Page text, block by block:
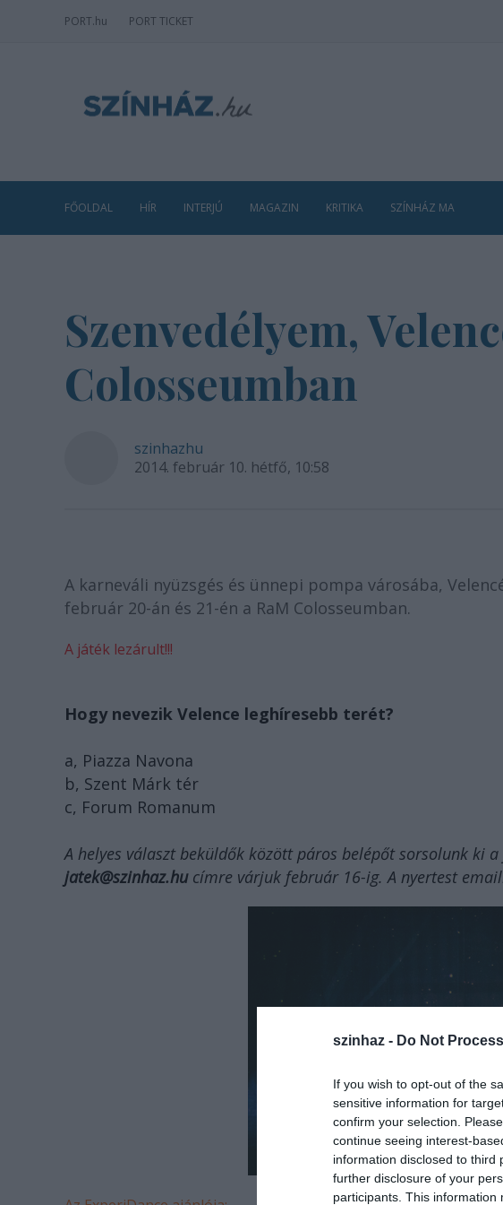
szinhaz - Do Not
If you wish to opt-out of the
sensitive information for
confirm your selection.
continue seeing interest-
information disclosed to third
further disclosure of your
participants. This
PORT.hu PORT TICKET
FŐOLDAL HÍR INTERJÚ MAGAZIN KRITIKA SZÍNHÁZ MA
Szenvedélyem,
Colosseumban
szinhazhu
2014. február 10. hétfő, 10:58
A karneváli nyüzsgés és ünnepi pompa városába,
február 20-án és 21-én a RaM Colosseumban.
A játék lezárult!!!
Hogy nevezik Velence leghíresebb terét?
a, Piazza Navona
b, Szent Márk tér
c, Forum Romanum
A helyes választ beküldők között páros belépőt sorsolunk ki
jatek@szinhaz.hucímre várjuk február 16-ig. A nyertest